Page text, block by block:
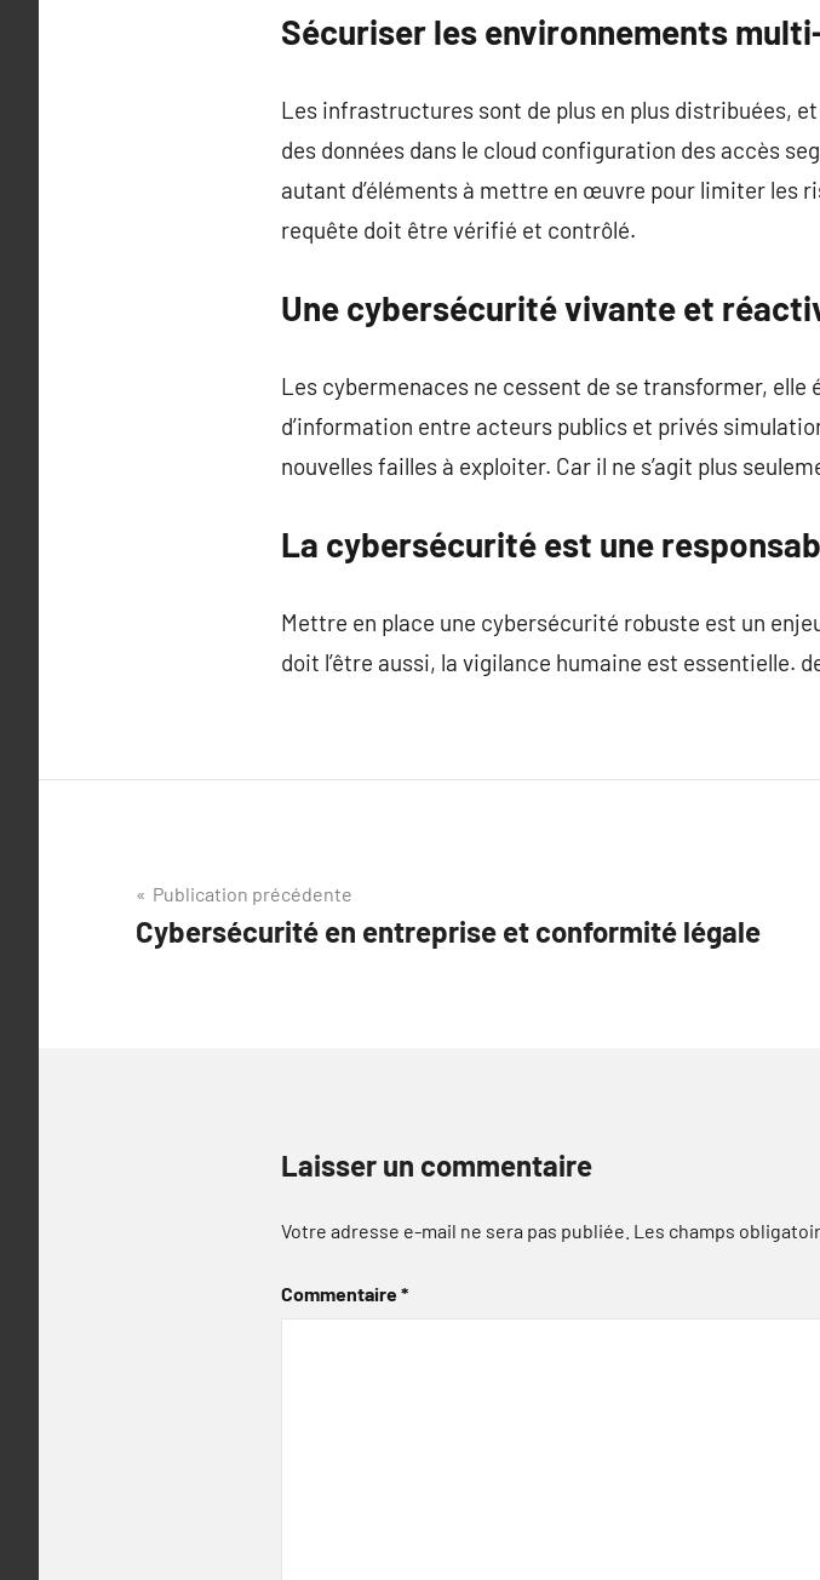
Sécuriser les environnements
Les infrastructures sont de plus en plus distribuées,
des données dans le cloud configuration des accès
autant d’éléments à mettre en œuvre pour limiter les
requête doit être vérifié et contrôlé.
Une cybersécurité vivante et
Les cybermenaces ne cessent de se transformer,
d’information entre acteurs publics et privés
nouvelles failles à exploiter. Car il ne s’agit plus
La cybersécurité est une
Mettre en place une cybersécurité robuste est un
doit l’être aussi, la vigilance humaine est essentielle.
Navigation
de
Publication précédente
Cybersécurité en entreprise et conformité légale
Laisser un commentaire
Votre adresse e-mail ne sera pas publiée. Les champs
Commentaire*